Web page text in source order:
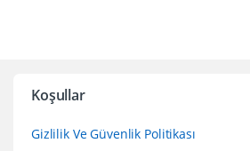
Koşullar
Gizlilik Ve Güvenlik Politikası